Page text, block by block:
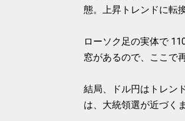
態。上昇トレンドに転
ローソク足の実体で
窓があるので、ここで
結局、ドル円はトレン
は、大統領選が近づく